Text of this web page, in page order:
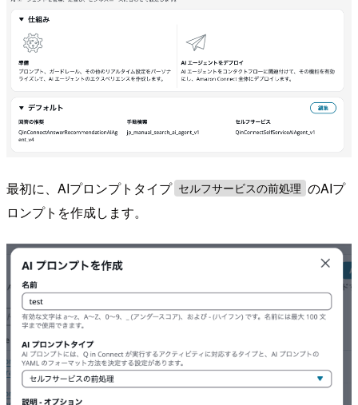
最初に、AIプロンプトタイプ セルフサービスの前処理 のAIプ
ロンプトを作成します。